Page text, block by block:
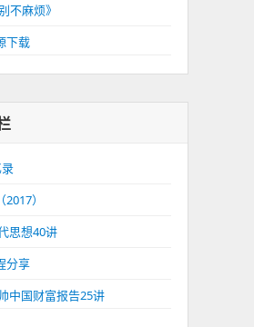
不麻烦》
下载
）
思想40讲
分享
中国财富报告25讲